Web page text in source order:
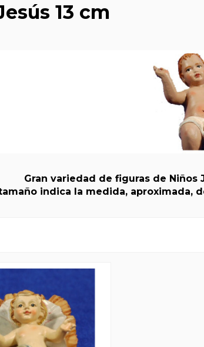
13 cm
Gran variedad de figuras de Niños
indica la medida, aproximada,